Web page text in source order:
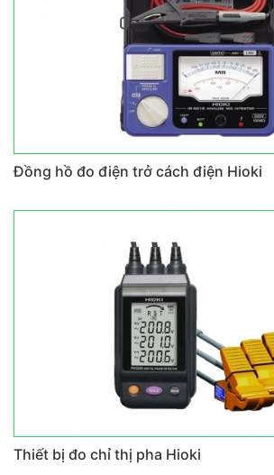
Đồng hồ đo điện trở cách điện Hioki
Thiết bị đo chỉ thị pha Hioki